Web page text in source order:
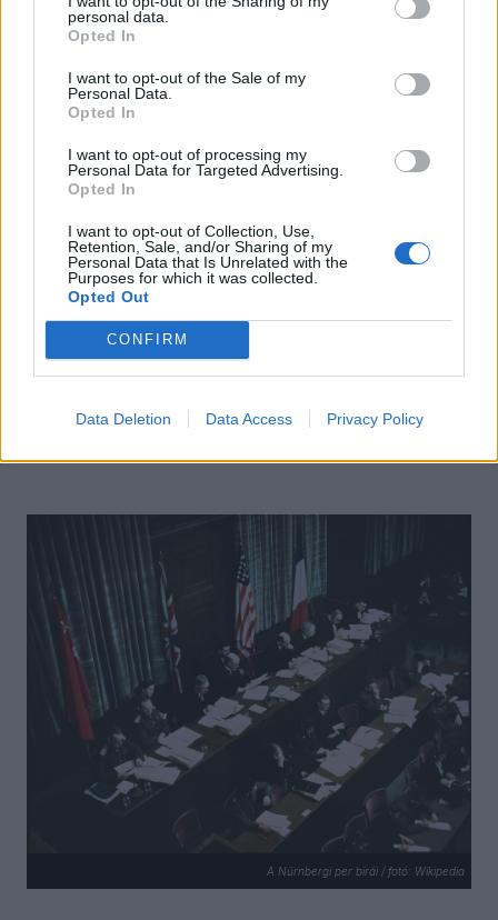
personal data.
Opted In
I want to opt-out of the Sale of my
Personal Data.
Opted In
I want to opt-out of processing my
Personal Data for Targeted Advertising.
Opted In
I want to opt-out of Collection, Use,
Retention, Sale, and/or Sharing of my
Personal Data that Is Unrelated with the
Purposes for which it was collected.
Opted Out
CONFIRM
Data Deletion Data Access Privacy Policy
És ennek oltárán, ha kellett, nemcsak a
az arányosságot is feláldozták. Az ítéletek
ugyanis számos esetben (amikor ez a minimális
lehetséges volt) híven tükrözték, hogyan
viselkedett egy-egy vádlott az eljárás során. Fritz
főmeghatalmazottját, a milliós nagyságrendben
alkalmazott kényszermunka egyik fő szervezőjét
halálra ítélték. Albert Speer fegyverkezési
minisztert, aki éveken át gátlástalanul használta
ezt a rabszolgarendszert, megúszta 20 év
börtönnel. Az előbbi végig lojálisnak mutatkozott
viszont határozottan elítélte és őrültnek nevezte
Hitlert.
A Nürnbergi per bírái / fotó: Wikipedia